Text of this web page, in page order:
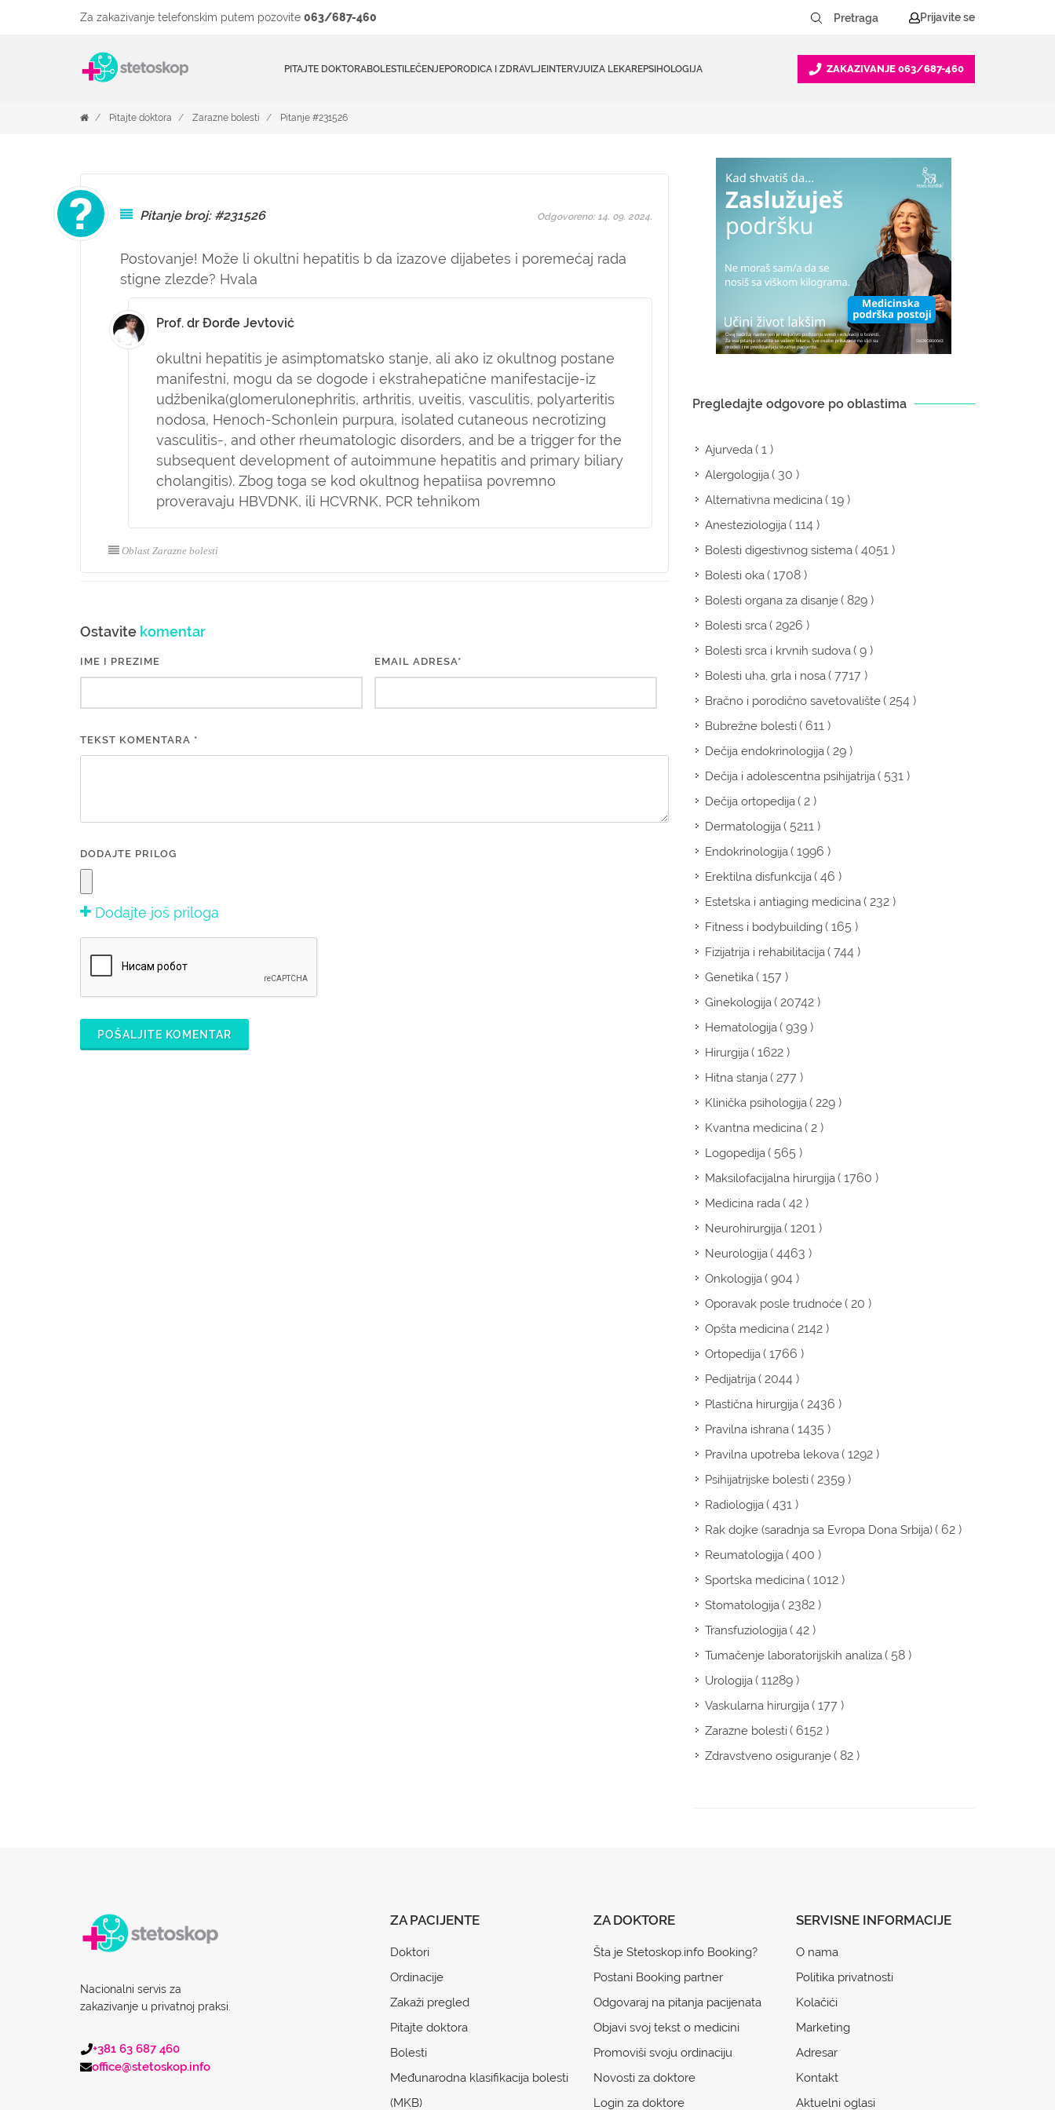
Za zakazivanje telefonskim putem pozovite 063/687-460 Prijavite se
PITAJTE DOKTORABOLESTILEČENJEPORODICA I ZDRAVLJEINTERVJUIZA LEKAREPSIHOLOGIJA ZAKAZIVANJE 063/687-460
Pitajte doktora Zarazne bolesti Pitanje #231526
Pitanje broj: #231526
Postovanje! Može li okultni hepatitis b da izazove dijabetes i poremećaj rada
stigne zlezde? Hvala
Odgovoreno: 14. 09. 2024.
Prof. dr Đorđe Jevtović
okultni hepatitis je asimptomatsko stanje, ali ako iz okultnog postane
manifestni, mogu da se dogode i ekstrahepatične manifestacije-iz
udžbenika(glomerulonephritis, arthritis, uveitis, vasculitis, polyarteritis
nodosa, Henoch-Schonlein purpura, isolated cutaneous necrotizing
vasculitis-, and other rheumatologic disorders, and be a trigger for the
subsequent development of autoimmune hepatitis and primary biliary
cholangitis). Zbog toga se kod okultnog hepatiisa povremno
proveravaju HBVDNK, ili HCVRNK, PCR tehnikom
Oblast Zarazne bolesti
Ostavite komentar
IME I PREZIME EMAIL ADRESA*
TEKST KOMENTARA *
DODAJTE PRILOG
Dodajte još priloga
POŠALJITE KOMENTAR
Pregledajte odgovore po oblastima
Ajurveda( 1 )
Alergologija( 30 )
Alternativna medicina( 19 )
Anesteziologija( 114 )
Bolesti digestivnog sistema( 4051 )
Bolesti oka( 1708 )
Bolesti organa za disanje( 829 )
Bolesti srca( 2926 )
Bolesti srca i krvnih sudova( 9 )
Bolesti uha, grla i nosa( 7717 )
Bračno i porodično savetovalište( 254 )
Bubrežne bolesti( 611 )
Dečija endokrinologija( 29 )
Dečija i adolescentna psihijatrija( 531 )
Dečija ortopedija( 2 )
Dermatologija( 5211 )
Endokrinologija( 1996 )
Erektilna disfunkcija( 46 )
Estetska i antiaging medicina( 232 )
Fitness i bodybuilding( 165 )
Fizijatrija i rehabilitacija( 744 )
Genetika( 157 )
Ginekologija( 20742 )
Hematologija( 939 )
Hirurgija( 1622 )
Hitna stanja( 277 )
Klinička psihologija( 229 )
Kvantna medicina( 2 )
Logopedija( 565 )
Maksilofacijalna hirurgija( 1760 )
Medicina rada( 42 )
Neurohirurgija( 1201 )
Neurologija( 4463 )
Onkologija( 904 )
Oporavak posle trudnoće( 20 )
Opšta medicina( 2142 )
Ortopedija( 1766 )
Pedijatrija( 2044 )
Plastična hirurgija( 2436 )
Pravilna ishrana( 1435 )
Pravilna upotreba lekova( 1292 )
Psihijatrijske bolesti( 2359 )
Radiologija( 431 )
Rak dojke (saradnja sa Evropa Dona Srbija)( 62 )
Reumatologija( 400 )
Sportska medicina( 1012 )
Stomatologija( 2382 )
Transfuziologija( 42 )
Tumačenje laboratorijskih analiza( 58 )
Urologija( 11289 )
Vaskularna hirurgija( 177 )
Zarazne bolesti( 6152 )
Zdravstveno osiguranje( 82 )
Nacionalni servis za
zakazivanje u privatnoj praksi.
+381 63 687 460
office@stetoskop.info
ZA PACIJENTE
Doktori
Ordinacije
Zakaži pregled
Pitajte doktora
Bolesti
Međunarodna klasifikacija bolesti
(MKB)
ZA DOKTORE
Šta je Stetoskop.info Booking?
Postani Booking partner
Odgovaraj na pitanja pacijenata
Objavi svoj tekst o medicini
Promoviši svoju ordinaciju
Novosti za doktore
Login za doktore
SERVISNE INFORMACIJE
O nama
Politika privatnosti
Kolačići
Marketing
Adresar
Kontakt
Aktuelni oglasi